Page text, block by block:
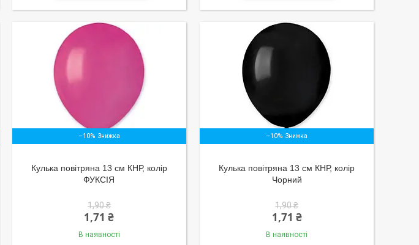
–10%
Кулька повітряна 13 см КНР, колір
ФУКСІЯ
1,90 ₴
1,71 ₴
В наявності
–10%
Кулька повітряна 13 см КНР, колір
Чорний
1,90 ₴
1,71 ₴
В наявності